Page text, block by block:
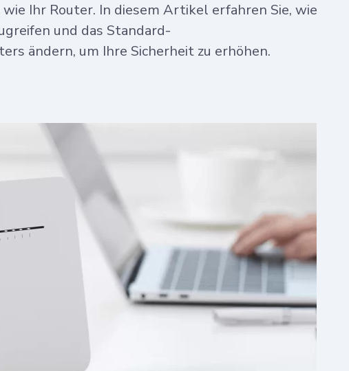
Ihr Router. In diesem Artikel erfahren Sie, wie
und das Standard-
ändern, um Ihre Sicherheit zu erhöhen.